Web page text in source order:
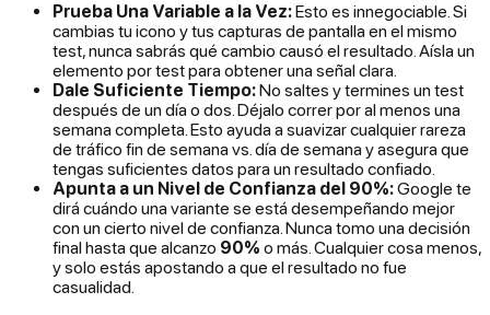
Prueba Una Variable a la Vez:Esto es innegociable. Si
cambias tu icono ytus capturas de pantalla en el mismo
test, nunca sabrás qué cambio causó el resultado. Aísla un
elemento por test para obtener una señal clara.
Dale Suficiente Tiempo:No saltes y termines un test
después de un día o dos. Déjalo correr por al menos una
semana completa. Esto ayuda a suavizar cualquier rareza
de tráfico fin de semana vs. día de semana y asegura que
tengas suficientes datos para un resultado confiado.
Apunta a un Nivel de Confianza del 90%:Google te
dirá cuándo una variante se está desempeñando mejor
con un cierto nivel de confianza. Nunca tomo una decisión
final hasta que alcanzo 90% o más. Cualquier cosa menos,
y solo estás apostando a que el resultado no fue
casualidad.